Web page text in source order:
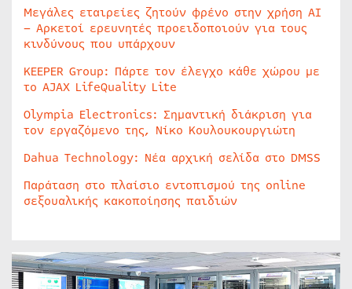
Μεγάλες εταιρείες ζητούν φρένο στην χρήση AI
– Αρκετοί ερευνητές προειδοποιούν για τους
κινδύνους που υπάρχουν
KEEPER Group: Πάρτε τον έλεγχο κάθε χώρου με
το AJAX LifeQuality Lite
Olympia Electronics: Σημαντική διάκριση για
τον εργαζόμενο της, Νίκο Κουλουκουργιώτη
Dahua Technology: Νέα αρχική σελίδα στο DMSS
Παράταση στο πλαίσιο εντοπισμού της online
σεξουαλικής κακοποίησης παιδιών